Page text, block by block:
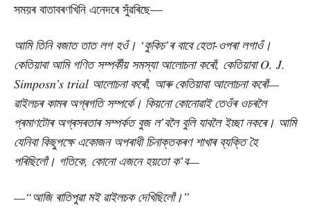
সময়ৰ বাতাবৰণখিনি এনেদৰে সুঁৱৰিছে—
আমি তিনি বজাত তাত লগ হওঁ। ‘কুকিচ’ৰ বাবে হেতা-ওপৰা লগাওঁ।
কেতিয়াবা আমি গণিত সম্পৰ্কীয় সমস্যা আলোচনা কৰোঁ, কেতিয়াবা O. J.
Simposn’s trial আলোচনা কৰোঁ, আৰু কেতিয়াবা আলোচনা কৰোঁ—
ৱাইলচৰ কামৰ অগ্ৰগতি সম্পৰ্কে। কিয়নো কোনোৱাই তেওঁৰ ওচৰলৈ
প্ৰমাণটোৰ অগ্ৰসৰতাৰ সম্পৰ্কত বুজ ল’বলৈ বুলি যাবলৈ ইচ্ছা নকৰে। আমি
যেনিবা কিছুপক্ষে একোজন অপৰাধী চিনাক্তকৰণ শাখাৰ ব্যক্তি হৈ
পৰিছিলোঁ। গতিকে, কোনো এজনে হয়তো ক’ব—
—“আজি ৰাতিপুৱা মই ৱাইলচক দেখিছিলোঁ।”